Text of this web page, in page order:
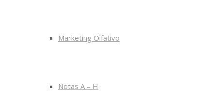
Marketing Olfativo
Notas A – H